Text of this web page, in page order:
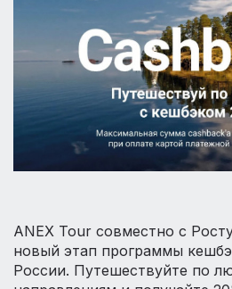
ANEX Tour совместно с
новый этап программы
России. Путешествуйте по